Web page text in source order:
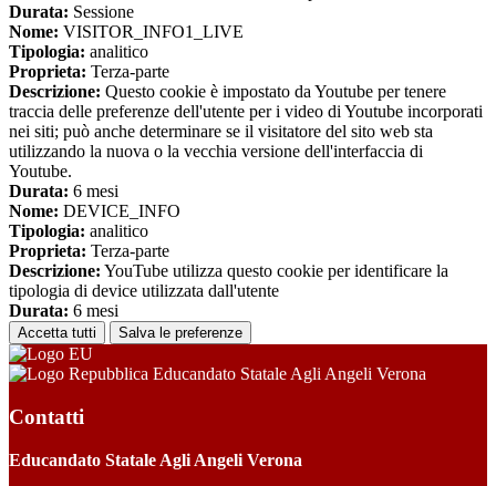
Durata: Sessione
Nome: VISITOR_INFO1_LIVE
Tipologia: analitico
Proprieta: Terza-parte
Descrizione: Questo cookie è impostato da Youtube per tenere
traccia delle preferenze dell'utente per i video di Youtube incorporati
nei siti; può anche determinare se il visitatore del sito web sta
utilizzando la nuova o la vecchia versione dell'interfaccia di
Youtube.
Durata: 6 mesi
Nome: DEVICE_INFO
Tipologia: analitico
Proprieta: Terza-parte
Descrizione: YouTube utilizza questo cookie per identificare la
tipologia di device utilizzata dall'utente
Durata: 6 mesi
Accetta tutti Salva le preferenze
Educandato Statale Agli Angeli Verona
Contatti
Educandato Statale Agli Angeli Verona